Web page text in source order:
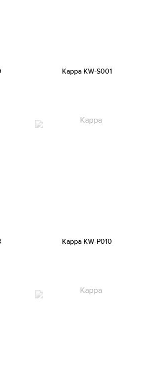
Kappa KW-S001
Kappa KW-P010